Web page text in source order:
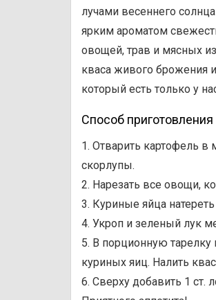
лучами весеннего
ярким ароматом
овощей, трав и мясных
кваса живого брожения
который есть только у
Способ приготовления
1. Отварить картофель в
скорлупы.
2. Нарезать все овощи,
3. Куриные яйца
4. Укроп и зеленый лук
5. В порционную тарелку
куриных яиц. Налить
6. Сверху добавить 1 ст.